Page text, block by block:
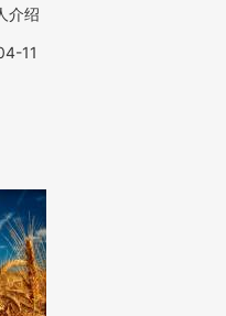
介绍
11